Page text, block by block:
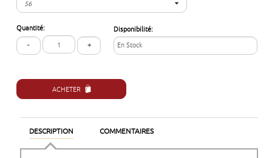
56
56
57
Quantité:
-
+
Disponibilité:
En Stock
ACHETER
DESCRIPTION COMMENTAIRES